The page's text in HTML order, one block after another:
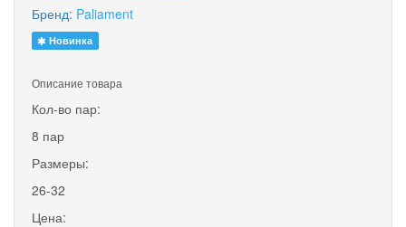
Бренд: Paliament
Новинка
Описание товара
Кол-во пар:
8 пар
Размеры:
26-32
Цена: